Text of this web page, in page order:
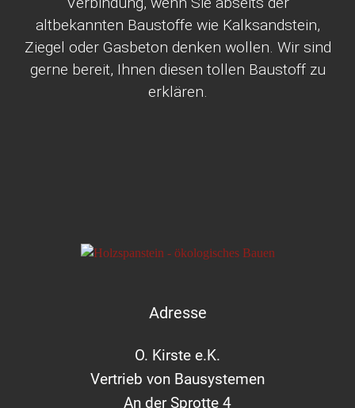
altbekannten Baustoffe wie Kalksandstein,
Ziegel oder Gasbeton denken wollen. Wir sind
gerne bereit, Ihnen diesen tollen Baustoff zu
erklären.
Adresse
O. Kirste e.K.
Vertrieb von Bausystemen
An der Sprotte 4